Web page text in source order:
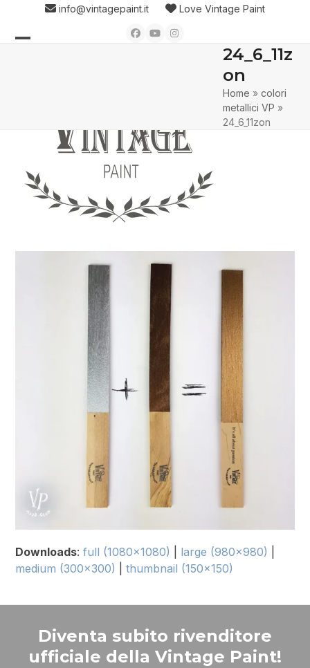
content
info@vintagepaint.it Love Vintage Paint
Facebook
YouTubeInstagram
24_6_11z
on
Home »colori
metallici VP »
24_6_11zon
Downloads:full (1080x1080) large (980x980)
medium (300x300)
|thumbnail (150x150)
Diventa subito rivenditore
ufficiale della Vintage Paint!